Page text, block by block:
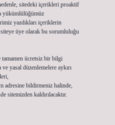
sitedeki içerikleri proaktif
yükümlülüğümüz
yazdıkları içeriklerin
üye olarak bu sorumluluğu
tamamen ücretsiz bir bilgi
yasal düzenlemelere aykırı
adresine bildirmeniz halinde,
sitemizden kaldırılacaktır.